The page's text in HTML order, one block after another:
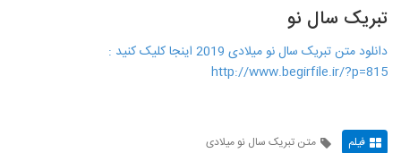
تبریک سال نو
دانلود متن تبریک سال نو میلادی 2019 اينجا کليک کنيد :
http://www.begirfile.ir/?p=815
فیلم متن تبریک سال نو میلادی